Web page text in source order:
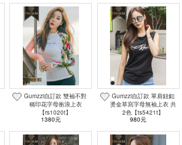
Gumzzi自訂款 雙袖不對
稱印花字母衝浪上衣
【rs1020t】
1380元
Gumzzi自訂款 單肩鈕釦
燙金草寫字母無袖上衣 共
2色【ts5421t】
980元